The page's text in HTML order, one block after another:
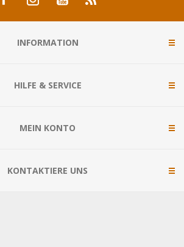
INFORMATION
HILFE & SERVICE
MEIN KONTO
KONTAKTIERE UNS